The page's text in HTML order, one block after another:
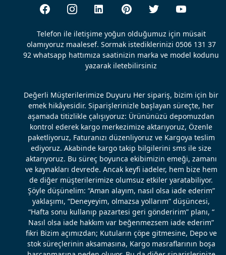
Telefon ile iletişime yoğun olduğumuz için müsait
olamıyoruz maalesef. Sormak istediklerinizi 0506 131 37
92 whatsapp hattımıza saatinizin marka ve model kodunu
yazarak iletebilirsiniz
Değerli Müşterilerimize Duyuru Her sipariş, bizim için bir
emek hikâyesidir. Siparişlerinizle başlayan süreçte, her
aşamada titizlikle çalışıyoruz: Ürününüzü depomuzdan
kontrol ederek kargo merkezimize aktarıyoruz, Özenle
paketliyoruz, Faturanızı düzenliyoruz ve Kargoya teslim
ediyoruz. Akabinde kargo takip bilgilerini sms ile size
aktarıyoruz. Bu süreç boyunca ekibimizin emeği, zamanı
ve kaynakları devrede. Ancak keyfi iadeler, hem bize hem
de diğer müşterilerimize olumsuz etkiler yaratabiliyor.
Şöyle düşünelim: “Aman alayım, nasıl olsa iade ederim”
yaklaşımı, “Deneyeyim, olmazsa yollarım” düşüncesi,
“Hafta sonu kullanıp pazartesi geri gönderirim” planı, “
Nasıl olsa iade hakkım var beğenmezsem iade ederim”
fikri Bizim açımızdan; Kutuların çöpe gitmesine, Depo ve
stok süreçlerinin aksamasına, Kargo masraflarının boşa